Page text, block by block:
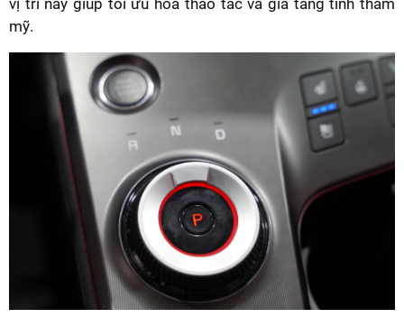
mỹ.